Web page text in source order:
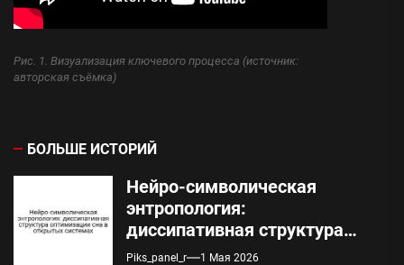
Рис. 1. Визуализация ключевого процесса (источник:
авторская съёмка)
БОЛЬШЕ ИСТОРИЙ
Нейро-символическая
энтропология:
диссипативная структура
оптимизации сна в
Piks_panel_r 1 Мая 2026